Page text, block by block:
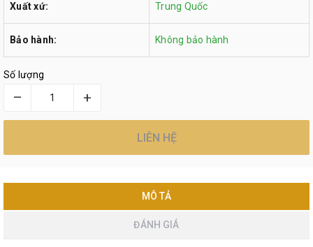
Xuất xứ: Trung Quốc
Bảo hành: Không bảo hành
Số lượng
– +
LIÊN HỆ
MÔ TẢ
ĐÁNH GIÁ